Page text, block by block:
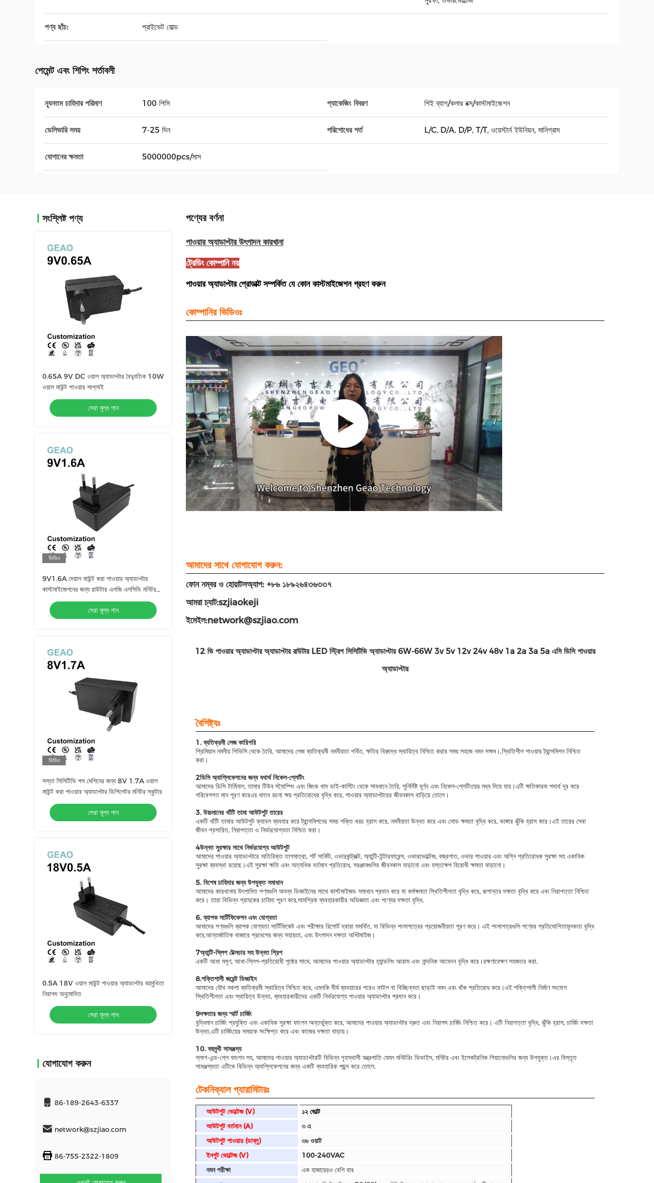
পণ্য ছাঁচ: প্রাইভেট মোল্ড
পেমেন্ট এবং শিপিং শর্তাবলী
ন্যূনতম চাহিদার পরিমাণ 100 পিসি প্যাকেজিং বিবরণ পিই ব্যাগ/কলার বক্স/কাস্টমাইজেশন
ডেলিভারি সময় 7-25 দিন পরিশোধের শর্ত L/C, D/A, D/P, T/T, ওয়েস্টার্ন ইউনিয়ন, মানিগ্রাম
যোগানের ক্ষমতা 5000000pcs/মাস
সংশ্লিষ্ট পণ্য
0.65A 9V DC ওয়াল অ্যাডাপ্টার বৈদ্যুতিক 10W
ওয়াল মাউন্ট পাওয়ার সাপ্লাই
সেরা মূল্য পান
ভিডিও
9V1.6A দেয়াল মাউন্ট করা পাওয়ার অ্যাডাপ্টার
কাস্টমাইজেশনের জন্য রাউটার এলজি এলসিডি মনিটর
বারকোড প্রিন্টার ক্রিসমাস ট্রি
সেরা মূল্য পান
ভিডিও
সস্তা সিসিটিভি পস মেশিনের জন্য 8V 1.7A ওয়াল
মাউন্ট করা পাওয়ার অ্যাডাপ্টার ডিপিলেটর মনিটর স্কুটার
সেরা মূল্য পান
0.5A 18V ওয়াল মাউন্ট পাওয়ার অ্যাডাপ্টার বহুমুখিতা
নিরাপদ অনুমোদিত
সেরা মূল্য পান
যোগাযোগ করুন
86-189-2643-6337
network@szjiao.com
86-755-2322-1809
পণ্যের বর্ণনা
পাওয়ার অ্যাডাপ্টার উৎপাদন কারখানা
ট্রেডিং কোম্পানি নয়
পাওয়ার অ্যাডাপ্টার প্রোডাক্ট সম্পর্কিত যে কোন কাস্টমাইজেশন গ্রহণ করুন
কোম্পানির ভিডিওঃ
আমাদের সাথে যোগাযোগ করুন:
ফোন নম্বর ও হোয়াটসঅ্যাপ: +৮৬ ১৮৯২৬৪৩৬৩৩৭
আমরা চ্যাট:szjiaokeji
ইমেইল:network@szjiao.com
12 ভি পাওয়ার অ্যাডাপ্টার অ্যাডাপ্টার রাউটার LED স্ট্রিপ সিসিটিভি অ্যাডাপ্টার 6W-66W 3v 5v 12v 24v 48v 1a 2a 3a 5a এসি ডিসি পাওয়ার
অ্যাডাপ্টার
বৈশিষ্ট্যঃ
1. ব্যতিক্রমী লেজ কারিগরি
প্রিমিয়াম নমনীয় পিভিসি থেকে তৈরি, আমাদের লেজ ব্যতিক্রমী নমনীয়তা গর্বিত, ক্ষতির বিরুদ্ধে স্থায়িত্ব নিশ্চিত করার সময় সহজে নমন সক্ষম।,স্থিতিশীল পাওয়ার ট্রান্সমিশন নিশ্চিত
করা।
2ডিসি অ্যাপ্লিকেশনের জন্য যথার্থ নিকেল-প্লেটিং
আমাদের ডিসি টার্মিনাল, তামার টিউব স্ট্যাম্পিং এবং জিংক খাদ ডাই-কাস্টিং থেকে সাবধানে তৈরি, সুনির্দিষ্ট ঘূর্ণন এবং নিকেল-প্লেটিংয়ের মধ্য দিয়ে যায়।এটি ক্ষতিকারক পদার্থ দূর করে
পরিবেশগত মান পূরণ করেএর ধাতব রচনা ক্ষয় প্রতিরোধের বৃদ্ধি করে, পাওয়ার অ্যাডাপ্টারের জীবনকাল বাড়িয়ে তোলে।
3. উচ্চমানের খাঁটি তামা আউটপুট তারের
একটি খাঁটি তামার আউটপুট ক্যাবল ব্যবহার করে ট্রান্সমিশনের সময় শক্তি খরচ হ্রাস করে, নমনীয়তা উন্নত করে এবং লোড ক্ষমতা বৃদ্ধি করে, ভাঙ্গার ঝুঁকি হ্রাস করে।এই তারের সেবা
জীবন প্রসারিত, নিরাপত্তা ও নির্ভরযোগ্যতা নিশ্চিত করা।
4উন্নত সুরক্ষার সাথে নির্ভরযোগ্য আউটপুট
আমাদের পাওয়ার অ্যাডাপ্টারে অতিরিক্ত তাপমাত্রা, শর্ট সার্কিট, ওভারকন্ট্রাক্ট, অ্যান্টি-ইন্টারফারেন্স, ওভারভোল্টেজ, বজ্রপাত, ওভার পাওয়ার এবং অগ্নি প্রতিরোধক সুরক্ষা সহ একাধিক
সুরক্ষা ব্যবস্থা রয়েছে।এই সুরক্ষা ক্ষতি এবং অত্যধিক বর্তমান প্রতিরোধ, সরঞ্জামগুলির জীবনকাল বাড়ানো এবং হস্তক্ষেপ বিরোধী ক্ষমতা বাড়ানো।
5. বিশেষ চাহিদার জন্য উপযুক্ত সমাধান
আমাদের কারখানায় উৎপাদিত পণ্যগুলি অনন্য ডিজাইনের সাথে কাস্টমাইজড সমাধান প্রদান করে যা কর্মক্ষমতা স্থিতিশীলতা বৃদ্ধি করে, রূপান্তর দক্ষতা বৃদ্ধি করে এবং নিরাপত্তা নিশ্চিত
করে। তারা বিভিন্ন গ্রাহকের চাহিদা পূরণ করে,সামগ্রিক ব্যবহারকারীর অভিজ্ঞতা এবং পণ্যের দক্ষতা বৃদ্ধি.
6. ব্যাপক সার্টিফিকেশন এবং যোগ্যতা
আমাদের পণ্যগুলি ব্যাপক যোগ্যতা সার্টিফিকেট এবং পরীক্ষার রিপোর্ট দ্বারা সমর্থিত, যা বিভিন্ন শংসাপত্রের প্রয়োজনীয়তা পূরণ করে। এই শংসাপত্রগুলি পণ্যের প্রতিযোগিতামূলকতা বৃদ্ধি
করে,আন্তর্জাতিক বাজারে প্রবেশের জন্য সহায়তা, এবং উৎপাদন দক্ষতা অপ্টিমাইজ।
7অ্যান্টি-স্লিপ টেক্সচার সহ উন্নত গ্রিপ
একটি আধা মসৃণ, আধা-স্লিপ-প্রতিরোধী পৃষ্ঠের সাথে, আমাদের পাওয়ার অ্যাডাপ্টার হ্যান্ডলিং আরাম এবং নান্দনিক আবেদন বৃদ্ধি করে।রক্ষণাবেক্ষণ সহজতর করা.
8.শক্তিশালী জয়েন্ট ডিজাইন
আমাদের যৌথ নকশা ব্যতিক্রমী স্থায়িত্ব নিশ্চিত করে, এমনকি দীর্ঘ ব্যবহারের পরেও ফাটল বা বিচ্ছিন্নতা ছাড়াই নমন এবং বাঁক প্রতিরোধ করে।এই শক্তিশালী নির্মাণ সংযোগ
স্থিতিশীলতা এবং স্থায়িত্ব উন্নত, ব্যবহারকারীদের একটি নির্ভরযোগ্য পাওয়ার অ্যাডাপ্টার প্রদান করে।
9দক্ষতার জন্য স্মার্ট চার্জিং
বুদ্ধিমান চার্জিং প্রযুক্তি এবং একাধিক সুরক্ষা ফাংশন অন্তর্ভুক্ত করে, আমাদের পাওয়ার অ্যাডাপ্টার দ্রুত এবং নিরাপদ চার্জিং নিশ্চিত করে। এটি নিরাপত্তা বৃদ্ধি, ঝুঁকি হ্রাস, চার্জিং দক্ষতা
উন্নত,এটি চার্জিংয়ের সময়কে সংক্ষিপ্ত করে এবং কাজের দক্ষতা বাড়ায়।
10. বহুমুখী সামঞ্জস্য
প্লাগ-এন্ড-প্লে ফাংশন সহ, আমাদের পাওয়ার অ্যাডাপ্টারটি বিভিন্ন গৃহস্থালী যন্ত্রপাতি যেমন মনিটরিং ডিভাইস, মনিটর এবং ইলেকট্রনিক পিয়ানোগুলির জন্য উপযুক্ত।এর বিস্তৃত
সামঞ্জস্যতা এটিকে বিভিন্ন অ্যাপ্লিকেশনের জন্য একটি ব্যবহারিক পছন্দ করে তোলে.
টেকনিক্যাল প্যারামিটারঃ
আউটপুট ভোল্টেজ (V)
১২ ভোল্ট
আউটপুট বর্তমান (A)
৩ এ
আউটপুট পাওয়ার (ডাব্লু)
৩৬ ওয়াট
ইনপুট ভোল্টেজ (V)
100-240VAC
নমন পরীক্ষা
এক হাজারেরও বেশি বার